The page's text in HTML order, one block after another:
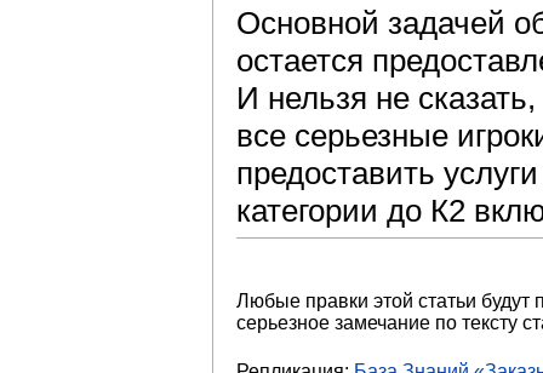
Основной задачей
остается
И нельзя не
все серьезные
предоставить
категории до К2
Любые правки этой статьи
серьезное замечание по тексту